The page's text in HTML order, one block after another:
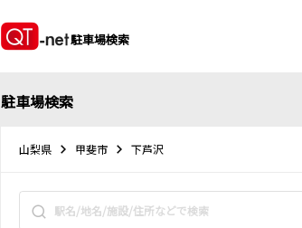
駐車場検索
駐車場検索
山梨県 甲斐市 下芦沢